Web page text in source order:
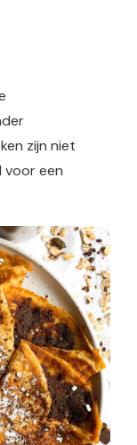
zijn niet
voor een